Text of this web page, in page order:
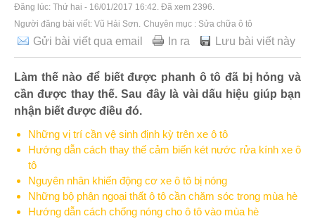
Đăng lúc: Thứ hai - 16/01/2017 16:42 . Đã xem 2396.
Người đăng bài viết: Vũ Hải Sơn Chuyên mục : Sửa chữa ô tô
Gửi bài viết qua email In ra Lưu bài viết này
Làm thế nào để biết được phanh ô tô đã bị hỏng và
cần được thay thế. Sau đây là vài dấu hiệu giúp bạn
nhận biết được điều đó.
Những vị trí cần vệ sinh định kỳ trên xe ô tô
Hướng dẫn cách thay thế cảm biến két nước rửa kính xe ô
tô
Nguyên nhân khiến động cơ xe ô tô bị nóng
Những bộ phận ngoại thất ô tô cần chăm sóc trong mùa hè
Hướng dẫn cách chống nóng cho ô tô vào mùa hè